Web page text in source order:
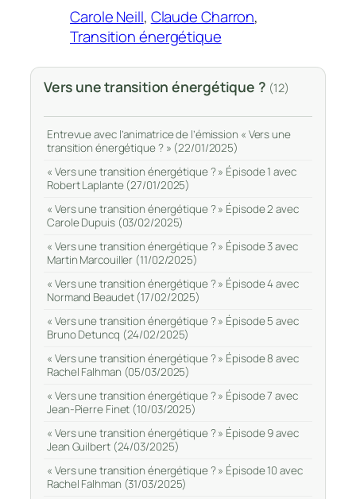
Carole Neill, Claude Charron
Transition énergétique
Vers une transition énergétique ? (12)
Entrevue avec l’animatrice de l’émission « Vers une
transition énergétique ? » (22/01/2025)
« Vers une transition énergétique ? » Épisode 1 avec
Robert Laplante (27/01/2025)
« Vers une transition énergétique ? » Épisode 2 avec
Carole Dupuis (03/02/2025)
« Vers une transition énergétique ? » Épisode 3 avec
Martin Marcouiller (11/02/2025)
« Vers une transition énergétique ? » Épisode 4 avec
Normand Beaudet (17/02/2025)
« Vers une transition énergétique ? » Épisode 5 avec
Bruno Detuncq (24/02/2025)
« Vers une transition énergétique ? » Épisode 8 avec
Rachel Falhman (05/03/2025)
« Vers une transition énergétique ? » Épisode 7 avec
Jean-Pierre Finet (10/03/2025)
« Vers une transition énergétique ? » Épisode 9 avec
Jean Guilbert (24/03/2025)
« Vers une transition énergétique ? » Épisode 10 avec
Rachel Falhman (31/03/2025)